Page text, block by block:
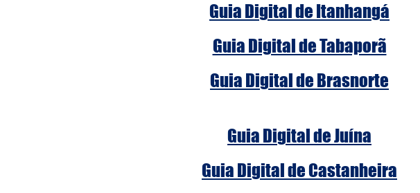
Guia Digital de Itanhangá
Guia Digital de Tabaporã
Guia Digital de Brasnorte
Guia Digital de Juína
Guia Digital de Castanheira